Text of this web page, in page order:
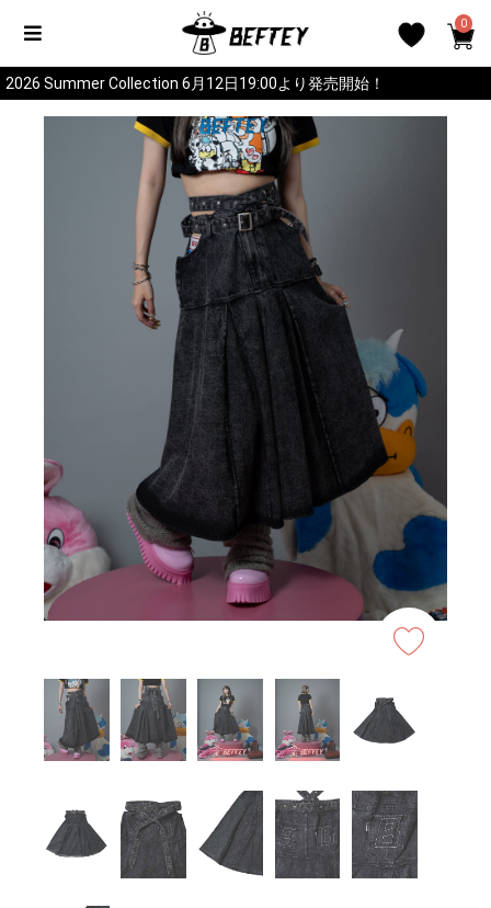
0
2026 Summer Collection 6月12日19:00より発売開始！